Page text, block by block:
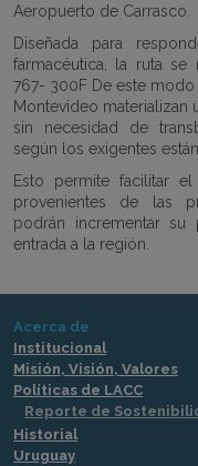
Aeropuerto de Carrasco.
Diseñada para
farmacéutica, la ruta
767- 300F De este
Montevideo
sin necesidad de
según los exigentes
Esto permite facilitar
provenientes de las
podrán incrementar
entrada a la región.
Acerca de
Institucional
Misión, Visión, Valores
Políticas de LACC
Reporte de
Historial
Uruguay